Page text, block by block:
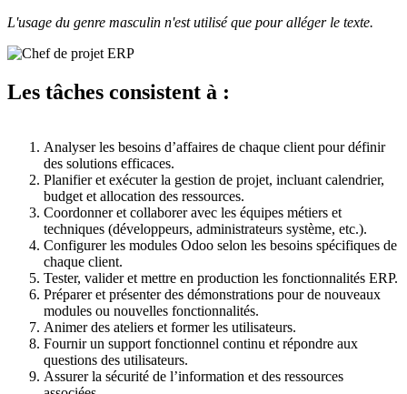
L'usage du genre masculin n'est utilisé que pour alléger le texte.
Les tâches consistent à :
Analyser les besoins d’affaires de chaque client pour définir
des solutions efficaces.
Planifier et exécuter la gestion de projet, incluant calendrier,
budget et allocation des ressources.
Coordonner et collaborer avec les équipes métiers et
techniques (développeurs, administrateurs système, etc.).
Configurer les modules Odoo selon les besoins spécifiques de
chaque client.
Tester, valider et mettre en production les fonctionnalités ERP.
Préparer et présenter des démonstrations pour de nouveaux
modules ou nouvelles fonctionnalités.
Animer des ateliers et former les utilisateurs.
Fournir un support fonctionnel continu et répondre aux
questions des utilisateurs.
Assurer la sécurité de l’information et des ressources